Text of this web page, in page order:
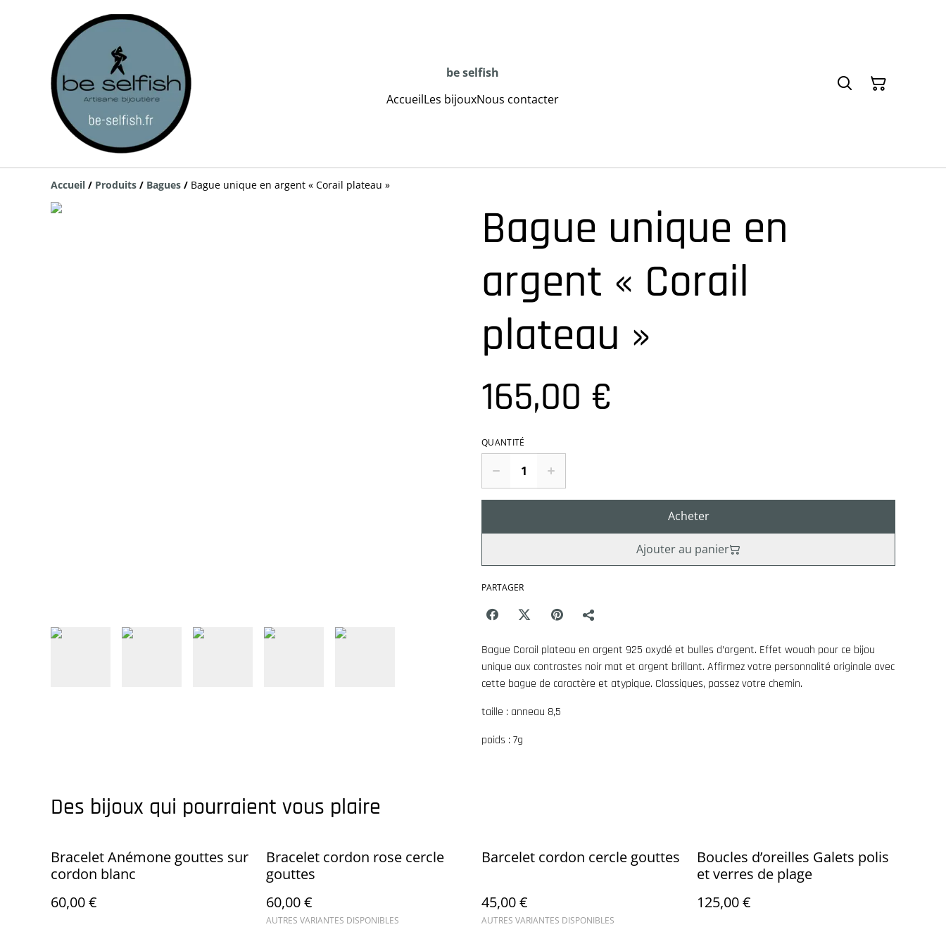
be selfish
AccueilLes bijouxNous contacter
Accueil / Produits / Bagues / Bague unique en argent « Corail plateau »
Bague unique en
argent « Corail
plateau »
165,00 €
QUANTITÉ
Acheter
Ajouter au panier
PARTAGER
Bague Corail plateau en argent 925 oxydé et bulles d’argent. Effet wouah pour ce bijou
unique aux contrastes noir mat et argent brillant. Affirmez votre personnalité originale avec
cette bague de caractère et atypique. Classiques, passez votre chemin.
taille : anneau 8,5
poids : 7g
Des bijoux qui pourraient vous plaire
Bracelet Anémone gouttes sur
cordon blanc
60,00 €
Bracelet cordon rose cercle
gouttes
60,00 €
AUTRES VARIANTES DISPONIBLES
Barcelet cordon cercle gouttes
45,00 €
AUTRES VARIANTES DISPONIBLES
Boucles d’oreilles Galets polis
et verres de plage
125,00 €